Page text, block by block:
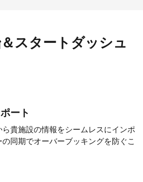
スタートダッシュ
ート
貴施設の情報をシームレスにインポ
同期でオーバーブッキングを防ぐこ